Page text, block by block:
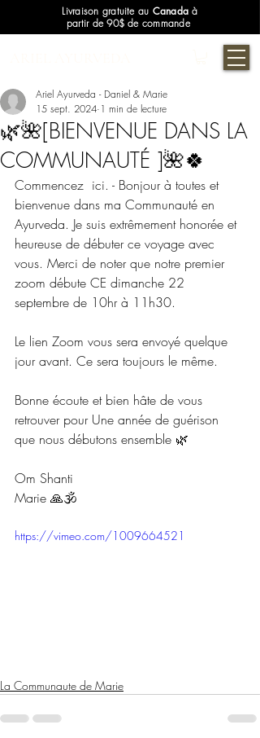
Livraison gratuite au Canada à
partir de 90$ de commande
🌿🌺[BIENVENUE DANS LA
COMMUNAUTÉ ]🌺🍀
Ariel Ayurveda - Daniel & Marie
15 sept. 2024 1 min de lecture
Commencez  ici. - Bonjour à toutes et
bienvenue dans ma Communauté en
Ayurveda. Je suis extrêmement honorée et
heureuse de débuter ce voyage avec
vous. Merci de noter que notre premier
zoom débute CE dimanche 22
septembre de 10hr à 11h30.
Le lien Zoom vous sera envoyé quelque
jour avant. Ce sera toujours le même.
Bonne écoute et bien hâte de vous
retrouver pour Une année de guérison
que nous débutons ensemble 🌿
Om Shanti
Marie 🙏🕉
https://vimeo.com/1009664521
La Communaute de Marie